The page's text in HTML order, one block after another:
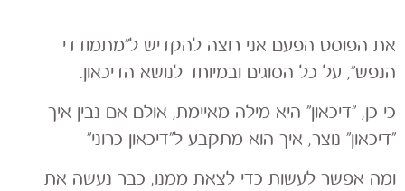
את הפוסט הפעם אני רוצה להקדיש ל״מתמודדי
הנפש״, על כל הסוגים ובמיוחד לנושא הדיכאון.
כי כן, ״דיכאון״ היא מילה מאיימת, אולם אם נבין איך
״דיכאון״ נוצר, איך הוא מתקבע ל״דיכאון כרוני״
ומה אפשר לעשות כדי לצאת ממנו, כבר נעשה את